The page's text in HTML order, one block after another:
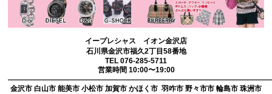
イープレシャス イオン金沢店
石川県金沢市福久2丁目58番地
TEL 076-285-5711
営業時間 10:00〜19:00
金沢市 白山市 能美市 小松市 加賀市 かほく市 羽咋市 野々市市 輪島市 珠洲市